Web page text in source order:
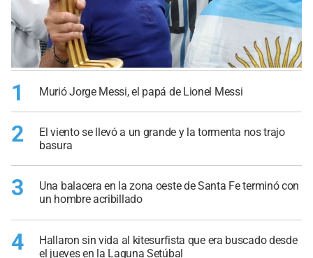
1 Murió Jorge Messi, el papá de Lionel Messi
2
El viento se llevó a un grande y la tormenta nos trajo
basura
3
Una balacera en la zona oeste de Santa Fe terminó con
un hombre acribillado
4
Hallaron sin vida al kitesurfista que era buscado desde
el jueves en la Laguna Setúbal